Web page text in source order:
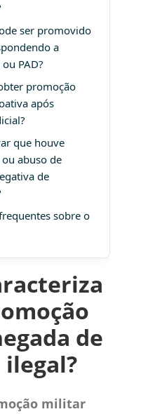
ser promovido
a
PAD?
promoção
após
que houve
abuso de
de
sobre o
de
militar